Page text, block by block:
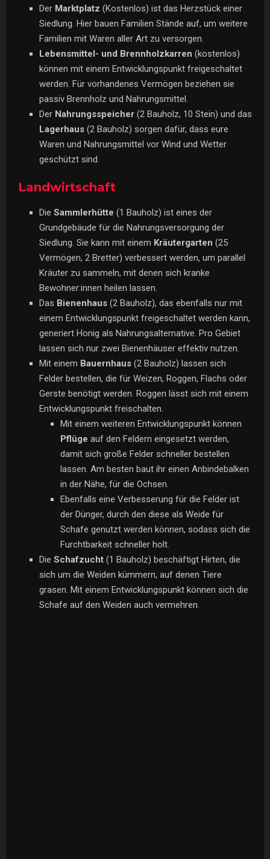
Der Marktplatz (Kostenlos) ist das Herzstück einer
Siedlung. Hier bauen Familien Stände auf, um weitere
Familien mit Waren aller Art zu versorgen.
Lebensmittel- und Brennholzkarren (kostenlos)
können mit einem Entwicklungspunkt freigeschaltet
werden. Für vorhandenes Vermögen beziehen sie
passiv Brennholz und Nahrungsmittel.
Der Nahrungsspeicher (2 Bauholz, 10 Stein) und das
Lagerhaus (2 Bauholz) sorgen dafür, dass eure
Waren und Nahrungsmittel vor Wind und Wetter
geschützt sind.
Landwirtschaft
Die Sammlerhütte (1 Bauholz) ist eines der
Grundgebäude für die Nahrungsversorgung der
Siedlung. Sie kann mit einem Kräutergarten (25
Vermögen, 2 Bretter) verbessert werden, um parallel
Kräuter zu sammeln, mit denen sich kranke
Bewohner:innen heilen lassen.
Das Bienenhaus (2 Bauholz), das ebenfalls nur mit
einem Entwicklungspunkt freigeschaltet werden kann,
generiert Honig als Nahrungsalternative. Pro Gebiet
lassen sich nur zwei Bienenhäuser effektiv nutzen.
Mit einem Bauernhaus (2 Bauholz) lassen sich
Felder bestellen, die für Weizen, Roggen, Flachs oder
Gerste benötigt werden. Roggen lässt sich mit einem
Entwicklungspunkt freischalten.
Mit einem weiteren Entwicklungspunkt können
Pflüge auf den Feldern eingesetzt werden,
damit sich große Felder schneller bestellen
lassen. Am besten baut ihr einen Anbindebalken
in der Nähe, für die Ochsen.
Ebenfalls eine Verbesserung für die Felder ist
der Dünger, durch den diese als Weide für
Schafe genutzt werden können, sodass sich die
Furchtbarkeit schneller holt.
Die Schafzucht (1 Bauholz) beschäftigt Hirten, die
sich um die Weiden kümmern, auf denen Tiere
grasen. Mit einem Entwicklungspunkt können sich die
Schafe auf den Weiden auch vermehren.